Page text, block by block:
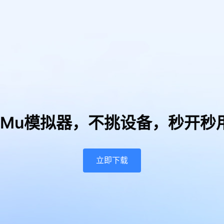
模拟器， 不挑设备，秒开秒
立即下载